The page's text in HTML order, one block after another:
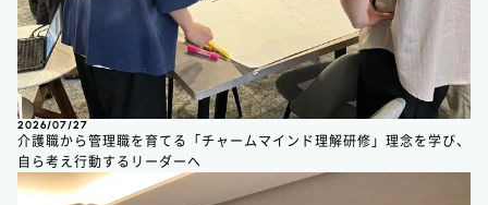
2026/07/27
介護職から管理職を育てる「チャームマインド理解研修」理念を学び、
自ら考え行動するリーダーへ